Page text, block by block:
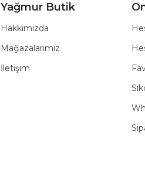
Yağmur Butik
Hakkımızda
Mağazalarımız
İletişim